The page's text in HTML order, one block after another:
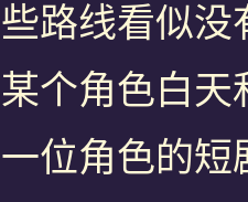
路线看似
个角色白
位角色的